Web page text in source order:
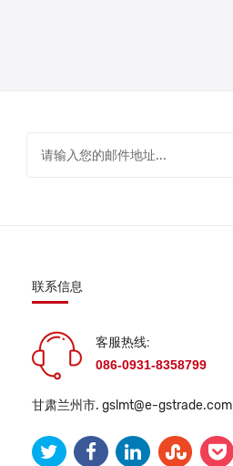
联系信息
客服热线:
086-0931-8358799
甘肃兰州市. gslmt@e-gstrade.com